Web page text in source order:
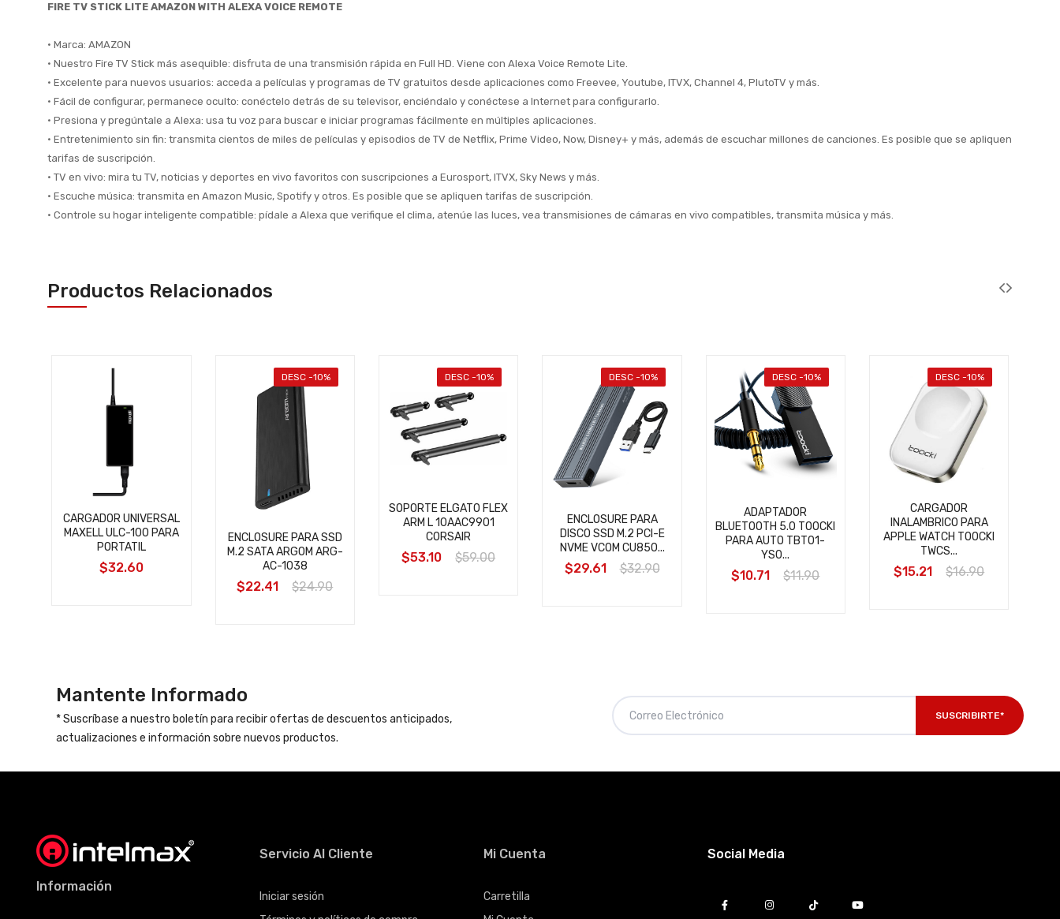
FIRE TV STICK LITE AMAZON WITH ALEXA VOICE REMOTE
• Marca: AMAZON
• Nuestro Fire TV Stick más asequible: disfruta de una transmisión rápida en Full HD. Viene con Alexa Voice Remote Lite.
• Excelente para nuevos usuarios: acceda a películas y programas de TV gratuitos desde aplicaciones como Freevee, Youtube, ITVX, Channel 4, PlutoTV y más.
• Fácil de configurar, permanece oculto: conéctelo detrás de su televisor, enciéndalo y conéctese a Internet para configurarlo.
• Presiona y pregúntale a Alexa: usa tu voz para buscar e iniciar programas fácilmente en múltiples aplicaciones.
• Entretenimiento sin fin: transmita cientos de miles de películas y episodios de TV de Netflix, Prime Video, Now, Disney+ y más, además de escuchar millones de canciones. Es posible que se apliquen
tarifas de suscripción.
• TV en vivo: mira tu TV, noticias y deportes en vivo favoritos con suscripciones a Eurosport, ITVX, Sky News y más.
• Escuche música: transmita en Amazon Music, Spotify y otros. Es posible que se apliquen tarifas de suscripción.
• Controle su hogar inteligente compatible: pídale a Alexa que verifique el clima, atenúe las luces, vea transmisiones de cámaras en vivo compatibles, transmita música y más.
Productos Relacionados
CARGADOR UNIVERSAL
MAXELL ULC-100 PARA
PORTATIL
$32.60
DESC -10%
ENCLOSURE PARA SSD
M.2 SATA ARGOM ARG-
AC-1038
$22.41 $24.90
DESC -10%
SOPORTE ELGATO FLEX
ARM L 10AAC9901
CORSAIR
$53.10 $59.00
DESC -10%
ENCLOSURE PARA
DISCO SSD M.2 PCI-E
NVME VCOM CU850...
$29.61 $32.90
DESC -10%
ADAPTADOR
BLUETOOTH 5.0 TOOCKI
PARA AUTO TBT01-
YS0...
$10.71 $11.90
DESC -10%
CARGADOR
INALAMBRICO PARA
APPLE WATCH TOOCKI
TWCS...
$15.21 $16.90
Mantente Informado
* Suscríbase a nuestro boletín para recibir ofertas de descuentos anticipados,
actualizaciones e información sobre nuevos productos.
SUSCRIBIRTE*
Información
Servicio Al Cliente
Iniciar sesión
Mi Cuenta
Carretilla
Social Media